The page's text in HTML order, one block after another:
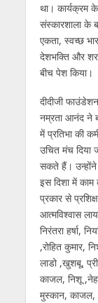
था। कार्यक्रम
संस्कारशाला के
एकता, स्वच्छ
देशभक्ति और
बीच पेश किया।
दीदीजी
नम्रता आनंद ने
में प्रतिभा की
उचित मंच दिया
सकते हैं। उन्होंने
इस दिशा में काम
प्रकार से
आत्मविश्वास
निरंतरा हर्षा,
,रोहित कुमार,
लाडो ,खुशबू,
काजल, निशू ,नेहा,
मुस्कान, काजल,